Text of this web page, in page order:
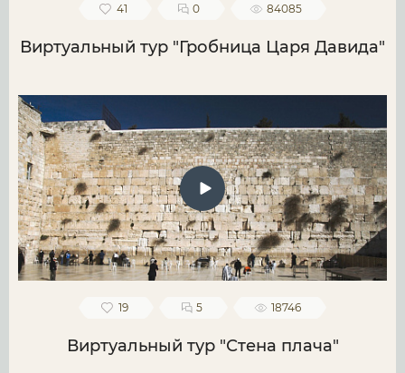
41 0 84085
Виртуальный тур "Гробница Царя Давида"
19 5 18746
Виртуальный тур "Стена плача"